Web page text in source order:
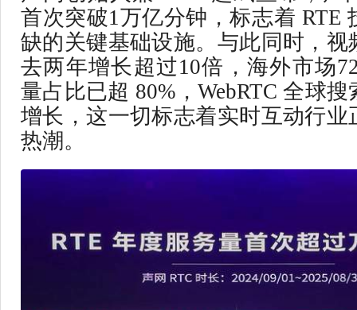
首次突破1万亿分钟，标志着 RTE
缺的关键基础设施。与此同时，视
去两年增长超过10倍，海外市场
量占比已超 80%，WebRTC 全球
增长，这一切标志着实时互动行业
热潮。